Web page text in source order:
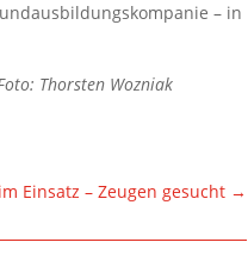
– in
Thorsten Wozniak
Einsatz – Zeugen gesucht →